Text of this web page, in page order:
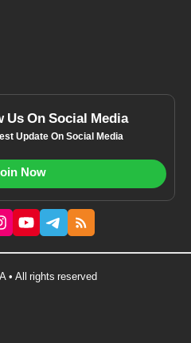
Us On Social Media
Update On Social Media
Now
• All rights reserved